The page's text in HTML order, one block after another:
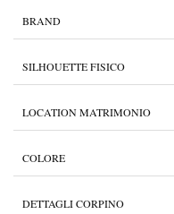
BRAND
SILHOUETTE FISICO
LOCATION MATRIMONIO
COLORE
DETTAGLI CORPINO